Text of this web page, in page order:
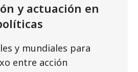
y actuación en
y mundiales para
entre acción